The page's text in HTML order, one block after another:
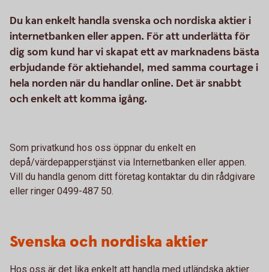
Du kan enkelt handla svenska och nordiska aktier i
internetbanken eller appen. För att underlätta för
dig som kund har vi skapat ett av marknadens bästa
erbjudande för aktiehandel, med samma courtage i
hela norden när du handlar online. Det är snabbt
och enkelt att komma igång.
Som privatkund hos oss öppnar du enkelt en
depå/värdepapperstjänst via Internetbanken eller appen.
Vill du handla genom ditt företag kontaktar du din rådgivare
eller ringer 0499-487 50.
Svenska och nordiska aktier
Hos oss är det lika enkelt att handla med utländska aktier